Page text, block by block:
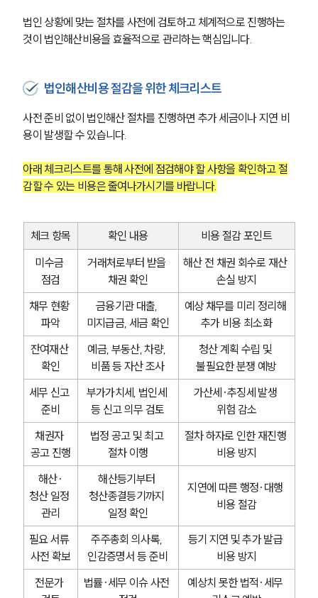
법인 상황에 맞는 절차를 사전에 검토하고 체계적으로 진행하는
것이 법인해산비용을 효율적으로 관리하는 핵심입니다.
법인해산비용 절감을 위한 체크리스트
사전 준비 없이 법인해산 절차를 진행하면 추가 세금이나 지연 비
용이 발생할 수 있습니다.
아래 체크리스트를 통해 사전에 점검해야 할 사항을 확인하고 절
감할 수 있는 비용은 줄여나가시기를 바랍니다.
체크 항목 확인 내용
비용 절감 포인트
미수금
점검
거래처로부터 받을
채권 확인
해산 전 채권 회수로 재산
손실 방지
채무 현황
파악
금융기관 대출,
미지급금, 세금 확인
예상 채무를 미리 정리해
추가 비용 최소화
잔여재산
확인
예금, 부동산, 차량,
비품 등 자산 조사
청산 계획 수립 및
불필요한 분쟁 예방
세무 신고
준비
부가가치세, 법인세
등 신고 의무 검토
가산세·추징세 발생
위험 감소
채권자
공고 진행
법정 공고 및 최고
절차 이행
절차 하자로 인한 재진행
비용 방지
해산·
청산 일정
관리
해산등기부터
청산종결등기까지
일정 확인
지연에 따른 행정·대행
비용 절감
필요 서류
사전 확보
주주총회 의사록,
인감증명서 등 준비
등기 지연 및 추가 발급
비용 방지
전문가
법률·세무 이슈 사전
예상치 못한 법적·세무